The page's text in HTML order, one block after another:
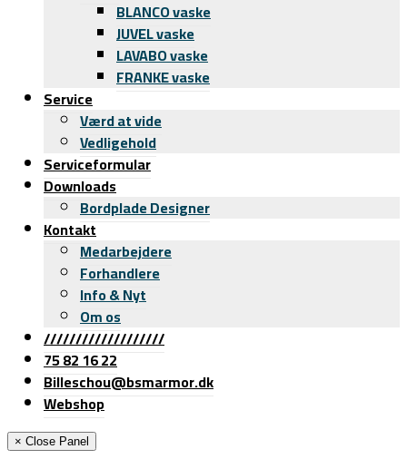
BLANCO vaske
JUVEL vaske
LAVABO vaske
FRANKE vaske
Service
Værd at vide
Vedligehold
Serviceformular
Downloads
Bordplade Designer
Kontakt
Medarbejdere
Forhandlere
Info & Nyt
Om os
///////////////////
75 82 16 22
Billeschou@bsmarmor.dk
Webshop
× Close Panel